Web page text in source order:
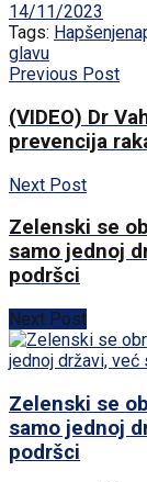
14/11/2023
Tags: Hapšenje
glavu
Previous Post
(VIDEO) Dr
prevencija
Next Post
Zelenski se
samo jednoj
podršci
Next Post
Zelenski se
samo jednoj
podršci